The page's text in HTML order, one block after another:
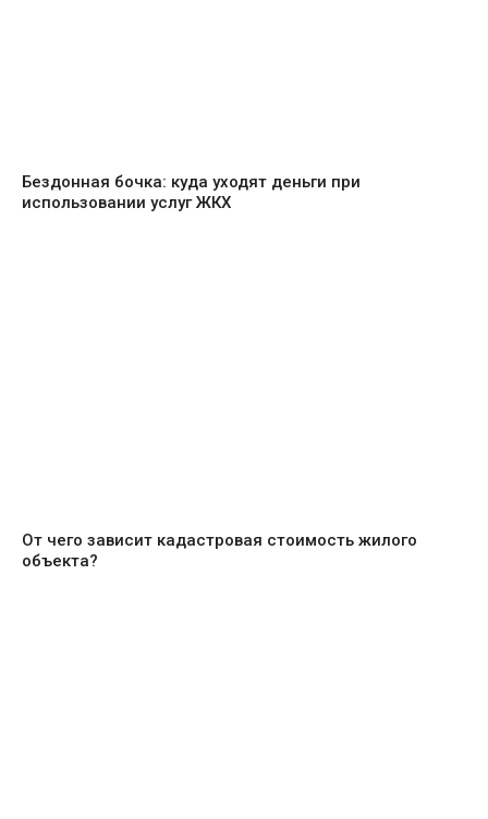
Бездонная бочка: куда уходят деньги при
использовании услуг ЖКХ
От чего зависит кадастровая стоимость жилого
объекта?